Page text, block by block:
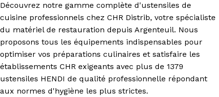
Découvrez notre gamme complète d'ustensiles de
cuisine professionnels chez CHR Distrib, votre spécialiste
du matériel de restauration depuis Argenteuil. Nous
proposons tous les équipements indispensables pour
optimiser vos préparations culinaires et satisfaire les
établissements CHR exigeants avec plus de 1379
ustensiles HENDI de qualité professionnelle répondant
aux normes d'hygiène les plus strictes.